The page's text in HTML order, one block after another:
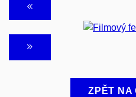
ZPĚT NA